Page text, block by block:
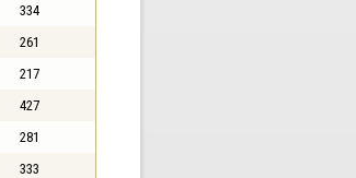
334
261
217
427
281
333